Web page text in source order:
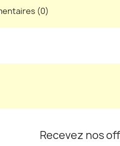
(0)
Recevez nos